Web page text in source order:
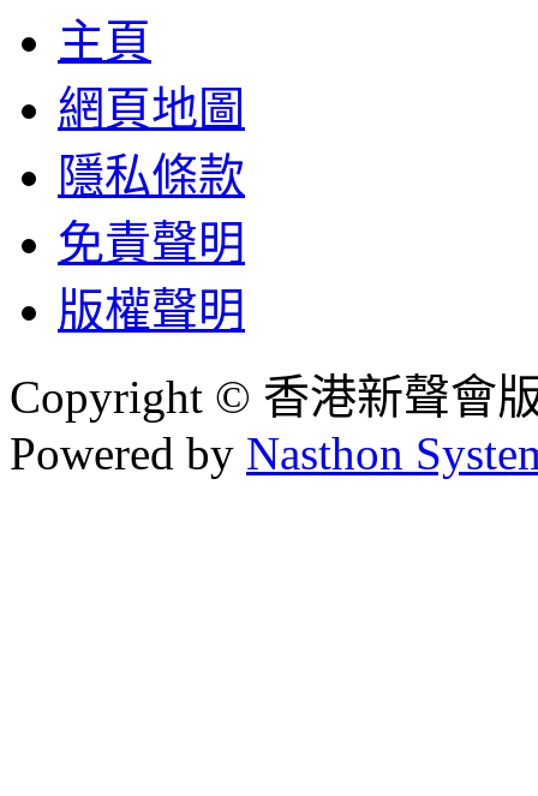
主頁
網頁地圖
隱私條款
免責聲明
版權聲明
Copyright © 香港新聲會
Powered by Nasthon